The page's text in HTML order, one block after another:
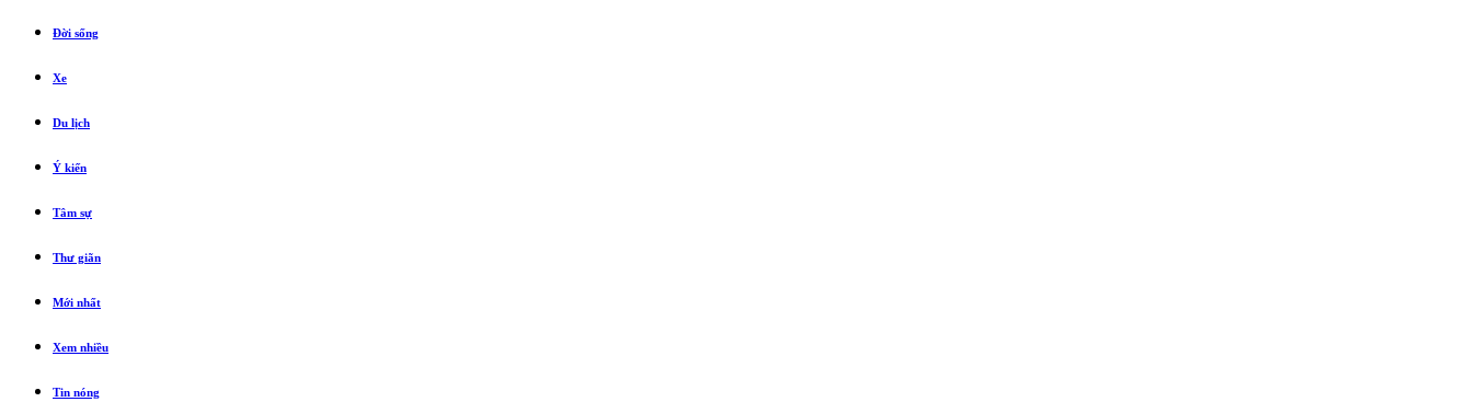
Đời sống
Xe
Du lịch
Ý kiến
Tâm sự
Thư giãn
Mới nhất
Xem nhiều
Tin nóng